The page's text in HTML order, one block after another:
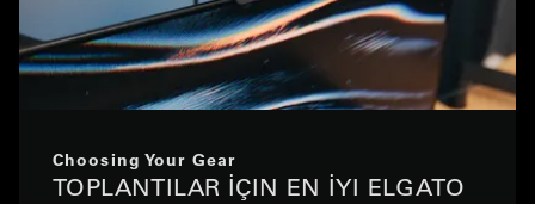
Choosing Your Gear
TOPLANTILAR İÇIN EN İYI ELGATO